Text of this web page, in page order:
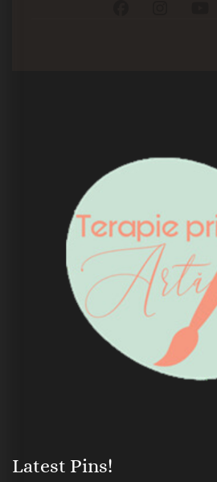
Latest Pins!